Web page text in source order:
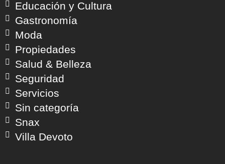
Educación y Cultura
Gastronomía
Moda
Propiedades
Salud & Belleza
Seguridad
Servicios
Sin categoría
Snax
Villa Devoto